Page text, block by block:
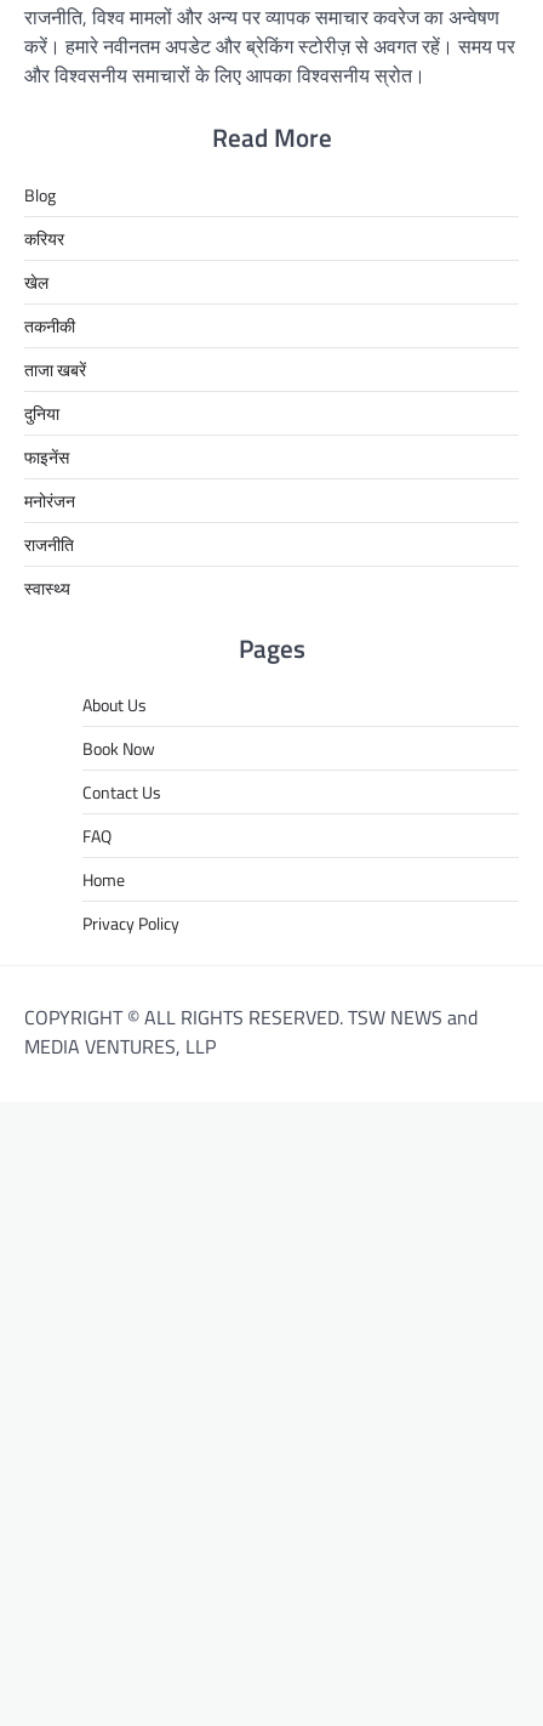
राजनीति, विश्व मामलों और अन्य पर व्यापक समाचार कवरेज का अन्वेषण
करें। हमारे नवीनतम अपडेट और ब्रेकिंग स्टोरीज़ से अवगत रहें। समय पर
और विश्वसनीय समाचारों के लिए आपका विश्वसनीय स्रोत।
Read More
Blog
करियर
खेल
तकनीकी
ताजा खबरें
दुनिया
फाइनेंस
मनोरंजन
राजनीति
स्वास्थ्य
Pages
About Us
Book Now
Contact Us
FAQ
Home
Privacy Policy
COPYRIGHT © ALL RIGHTS RESERVED. TSW NEWS and
MEDIA VENTURES, LLP